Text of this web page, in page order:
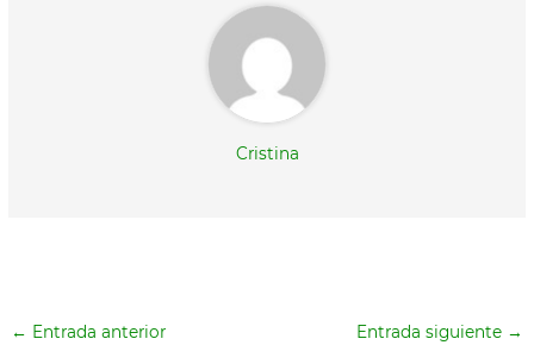
Cristina
← Entrada anterior Entrada siguiente →